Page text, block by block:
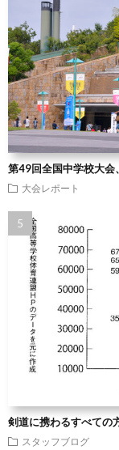
第49回全国中学校大会
大会レポート
剣道に携わるすべての
スタッフブログ